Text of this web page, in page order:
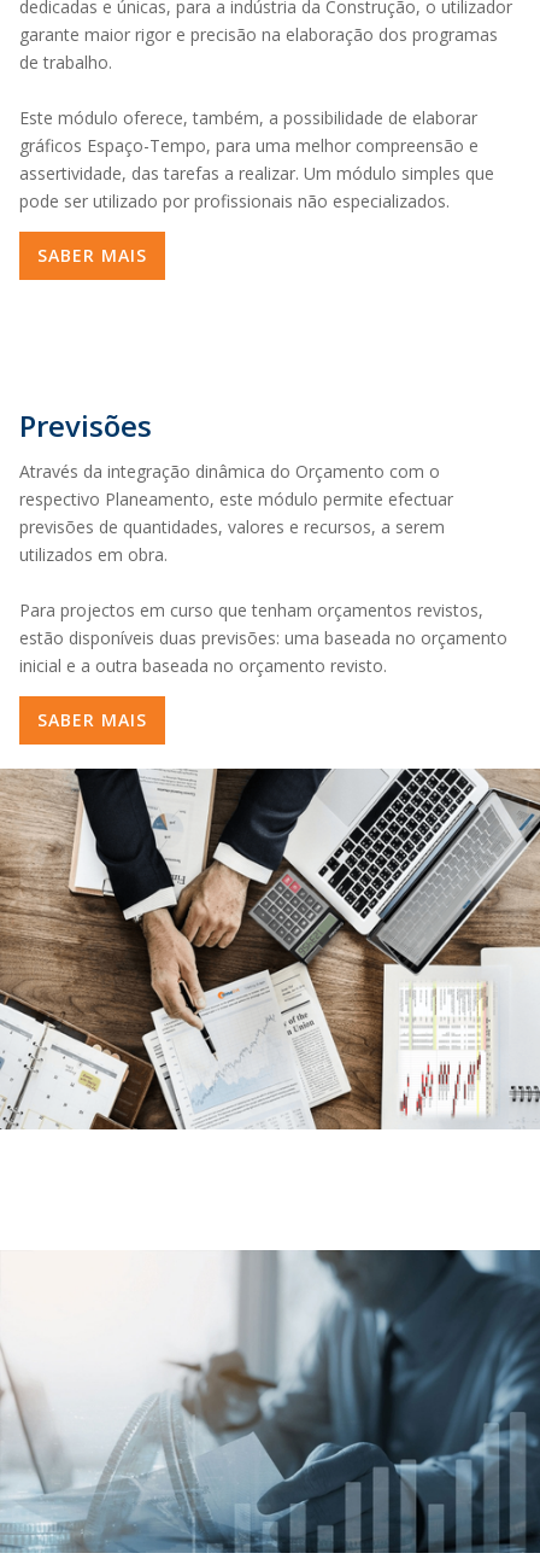
dedicadas e únicas, para a indústria da Construção, o utilizador
garante maior rigor e precisão na elaboração dos programas
de trabalho.
Este módulo oferece, também, a possibilidade de elaborar
gráficos Espaço-Tempo, para uma melhor compreensão e
assertividade, das tarefas a realizar. Um módulo simples que
pode ser utilizado por profissionais não especializados.
SABER MAIS
Previsões
Através da integração dinâmica do Orçamento com o
respectivo Planeamento, este módulo permite efectuar
previsões de quantidades, valores e recursos, a serem
utilizados em obra.
Para projectos em curso que tenham orçamentos revistos,
estão disponíveis duas previsões: uma baseada no orçamento
inicial e a outra baseada no orçamento revisto.
SABER MAIS